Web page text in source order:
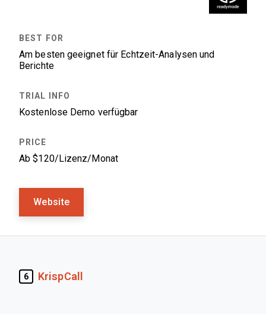
Am besten geeignet für Echtzeit-Analysen und
Berichte
Kostenlose Demo verfügbar
Ab $120/Lizenz/Monat
Website
6 KrispCall